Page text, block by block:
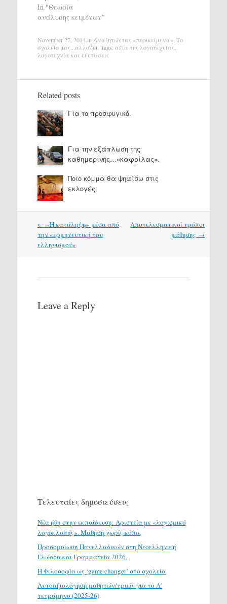
In "Θεωρία
ανάλυσης κειμένων"
November 27, 2014in Αναζητώντας «περικείμενα» Το
σχολείο μας...αλλάζει . Tags: αξία της λογοτεχνίας,
λογοτεχνία και εξετάσεις
Related posts
Για το προσφυγικό.
Για την εξάπλωση της
καθημερινής…«καφρίλας».
Ποιο κόμμα θα ψηφίσω στις
εκλογές;
Post
navigation
← «Η κατάληψη» μέσα από
την «ερμηνευτική του
ελληνισμού»
Αποτελεσματικοί τρόποι
μάθησης →
Leave a Reply
Τελευταίες δημοσιεύσεις
Νέα ήθη στην εκπαίδευση: Αριστεία με «λογισμικό
λογοκλοπής». Μάθηση χωρίς κόπο.
Προσομοίωση Πανελλαδικών στη Νεοελληνική
Γλώσσα και Γραμματεία 2026.
H Φιλοσοφία ως ‘game changer’ στο σχολείο.
Αυτοαξιολόγηση μαθητών/τριών για το Α΄
τετράμηνο (2025-26)